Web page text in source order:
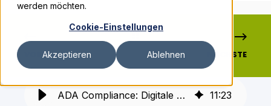
werden möchten.
Cookie-Einstellungen
Akzeptieren Ablehnen
VORHERIGE NÄCHSTE
ADA Compliance: Digitale Barrierefreiheit als strategische Investition 11:23